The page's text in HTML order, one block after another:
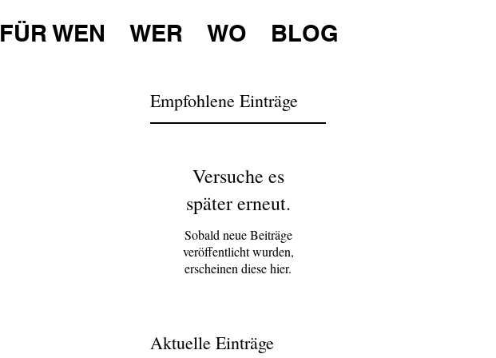
FÜR WEN WER WO BLOG
Empfohlene Einträge
Versuche es
später erneut.
Sobald neue Beiträge
veröffentlicht wurden,
erscheinen diese hier.
Aktuelle Einträge